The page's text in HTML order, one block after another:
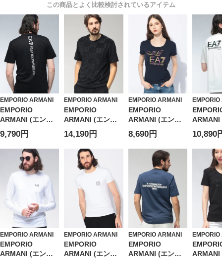
この商品とよく比較検討されているアイテム
EMPORIO ARMANI
EMPORIO
ARMANI (エンポ
リオアルマーニ)
ロゴ バックロゴ
クルーネック コッ
トン 半袖 Tシャツ
EA77M567AF103
75 メンズ
9,790円
EMPORIO ARMANI
EMPORIO
ARMANI (エンポ
リオアルマーニ)
メンズ Tシャツ 半
袖 モノグラムロゴ
パイル クルーネッ
ク カットソー
EA77M508AF212
14,190円
EMPORIO ARMANI
EMPORIO
ARMANI (エンポ
リオアルマーニ)
ロゴプリント クル
ーネック 半袖 Tシ
EA7LW182AF103
73 レディース
8,690円
ARMANI
リオア
ロゴ ヴ
ィロゴ
クルー
トン 半
89 メン
10,890
EMPORIO ARMANI
EMPORIO
ARMANI (エンポ
EMPORIO ARMANI
EMPORIO
ARMANI (エンポ
EMPORIO ARMANI
EMPORIO
ARMANI (エンポ
ARMANI